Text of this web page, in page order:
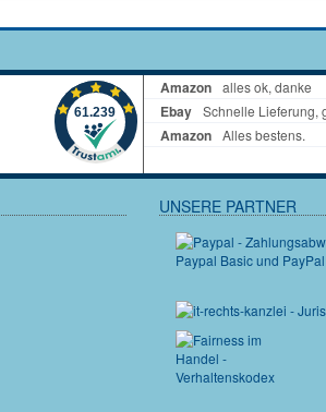
UNSERE PARTNER